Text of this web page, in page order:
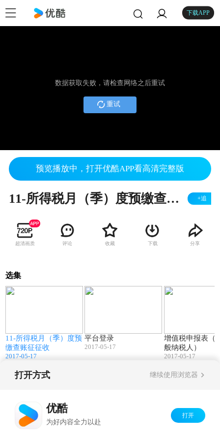
下载APP
数据获取失败，请检查网络之后重试
重试
预览播放中，打开优酷APP看高清完整版
11-所得税月（季）度预缴查账征征收 +追
超清画质 评论 收藏 下载 分享
选集
11-所得税月（季）度预
缴查账征征收
2017-05-17
平台登录
2017-05-17
增值税申报表（
般纳税人）
2017-05-17
打开方式 继续使用浏览器
优酷
为好内容全力以赴
打开